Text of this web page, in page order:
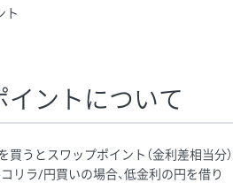
ト
イントについて
うとスワップポイント（金利差相当分）
リラ/円買いの場合、低金利の円を借り